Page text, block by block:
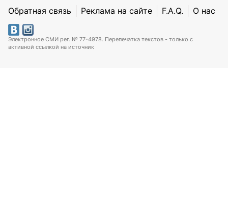
Обратная связь Реклама на сайте F.A.Q. О нас
Электронное СМИ рег. № 77-4978. Перепечатка текстов - только с
активной ссылкой на источник